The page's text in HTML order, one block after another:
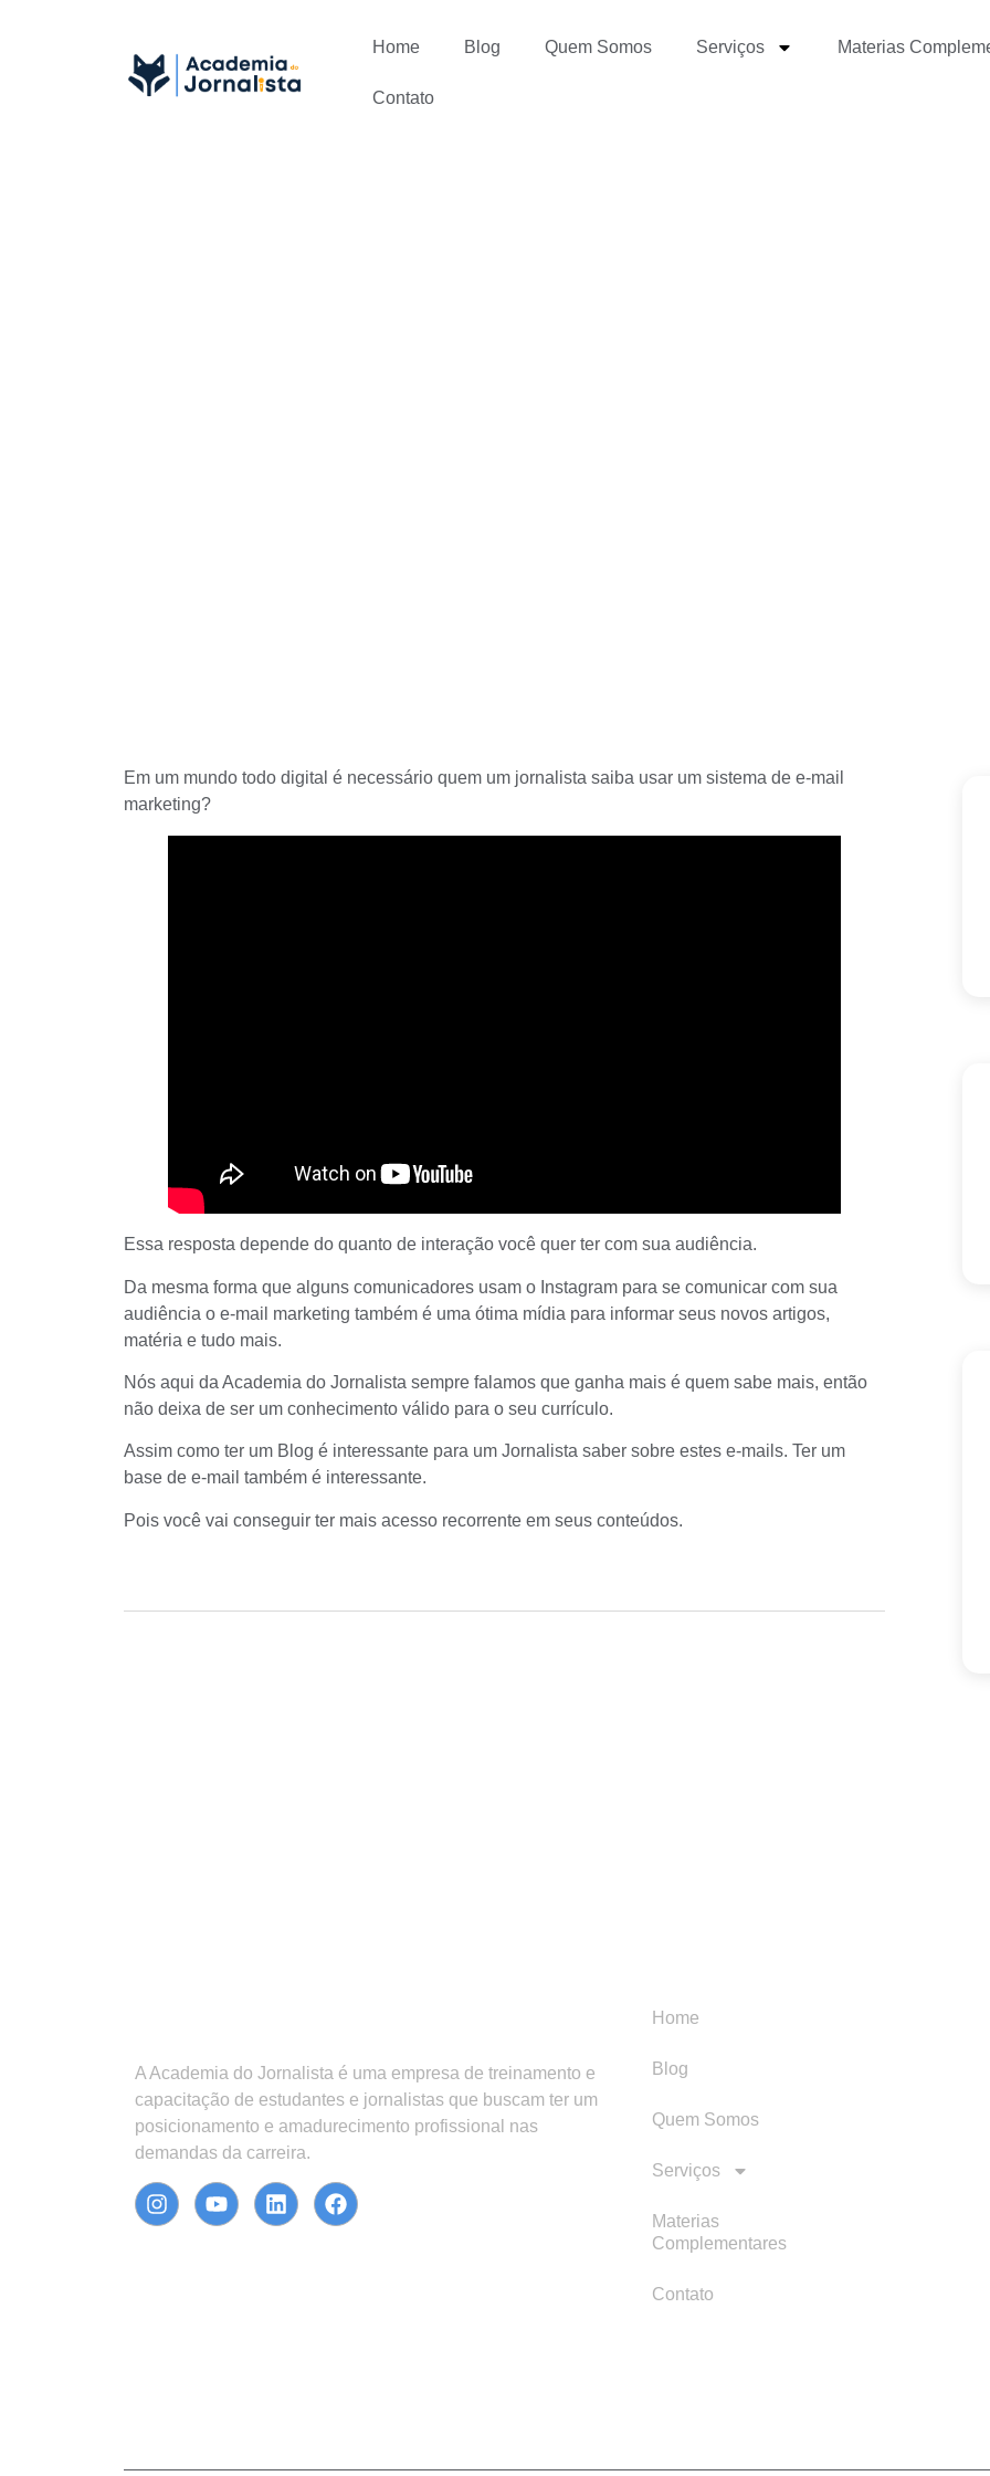
Home Blog Quem Somos Serviços Materias
Contato
Em um mundo todo digital é necessário quem um jornalista saiba usar um sistema de e-mail
marketing?
Essa resposta depende do quanto de interação você quer ter com sua audiência.
Da mesma forma que alguns comunicadores usam o Instagram para se comunicar com sua
audiência o e-mail marketing também é uma ótima mídia para informar seus novos artigos,
matéria e tudo mais.
Nós aqui da Academia do Jornalista sempre falamos que ganha mais é quem sabe mais, então
não deixa de ser um conhecimento válido para o seu currículo.
Assim como ter um Blog é interessante para um Jornalista saber sobre estes e-mails. Ter um
base de e-mail também é interessante.
Pois você vai conseguir ter mais acesso recorrente em seus conteúdos.
A Academia do Jornalista é uma empresa de treinamento e
capacitação de estudantes e jornalistas que buscam ter um
posicionamento e amadurecimento profissional nas
demandas da carreira.
Home
Blog
Quem Somos
Serviços
Materias
Complementares
Contato